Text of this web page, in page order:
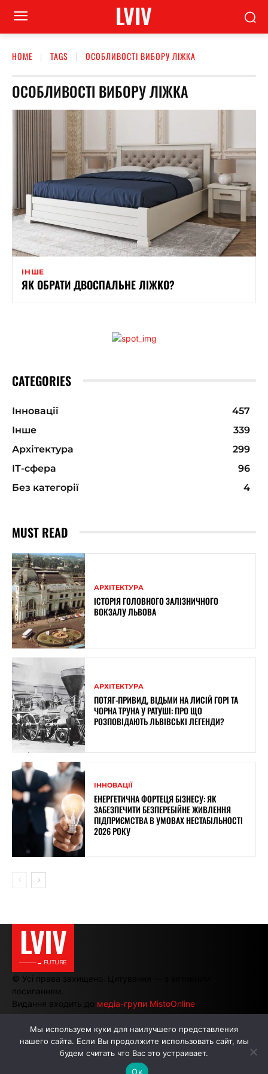
LVIV
HOME TAGS ОСОБЛИВОСТІ ВИБОРУ ЛІЖКА
ОСОБЛИВОСТІ ВИБОРУ ЛІЖКА
ІНШЕ
ЯК ОБРАТИ ДВОСПАЛЬНЕ ЛІЖКО?
CATEGORIES
Інновації
457
Інше
339
Архітектура
299
ІТ-сфера
96
Без категорії
4
MUST READ
АРХІТЕКТУРА
ІСТОРІЯ ГОЛОВНОГО ЗАЛІЗНИЧНОГО
ВОКЗАЛУ ЛЬВОВА
АРХІТЕКТУРА
ПОТЯГ-ПРИВИД, ВІДЬМИ НА ЛИСІЙ ГОРІ ТА
ЧОРНА ТРУНА У РАТУШІ: ПРО ЩО
РОЗПОВІДАЮТЬ ЛЬВІВСЬКІ ЛЕГЕНДИ?
ІННОВАЦІЇ
ЕНЕРГЕТИЧНА ФОРТЕЦЯ БІЗНЕСУ: ЯК
ЗАБЕЗПЕЧИТИ БЕЗПЕРЕБІЙНЕ ЖИВЛЕННЯ
ПІДПРИЄМСТВА В УМОВАХ НЕСТАБІЛЬНОСТІ
2026 РОКУ
LVIV
———→ FUTURE
© Усі права захищено. Цитування — з активним
посиланням.
Видання входить до медіа-групи MistoOnline
АВТОРИ РЕКЛАМА НА САЙТІ
Мы используем куки для наилучшего представления
нашего сайта. Если Вы продолжите использовать сайт, мы
будем считать что Вас это устраивает.
Ок